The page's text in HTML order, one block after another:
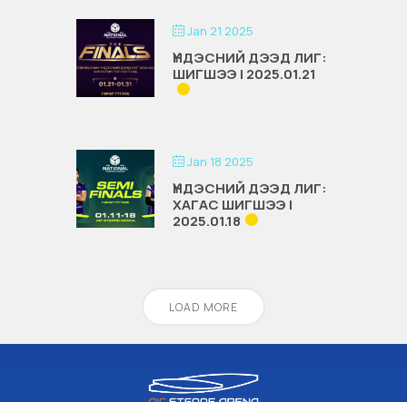
Jan 21 2025
ҮНДЭСНИЙ ДЭЭД ЛИГ:
ШИГШЭЭ | 2025.01.21
Jan 18 2025
ҮНДЭСНИЙ ДЭЭД ЛИГ:
ХАГАС ШИГШЭЭ |
2025.01.18
LOAD MORE